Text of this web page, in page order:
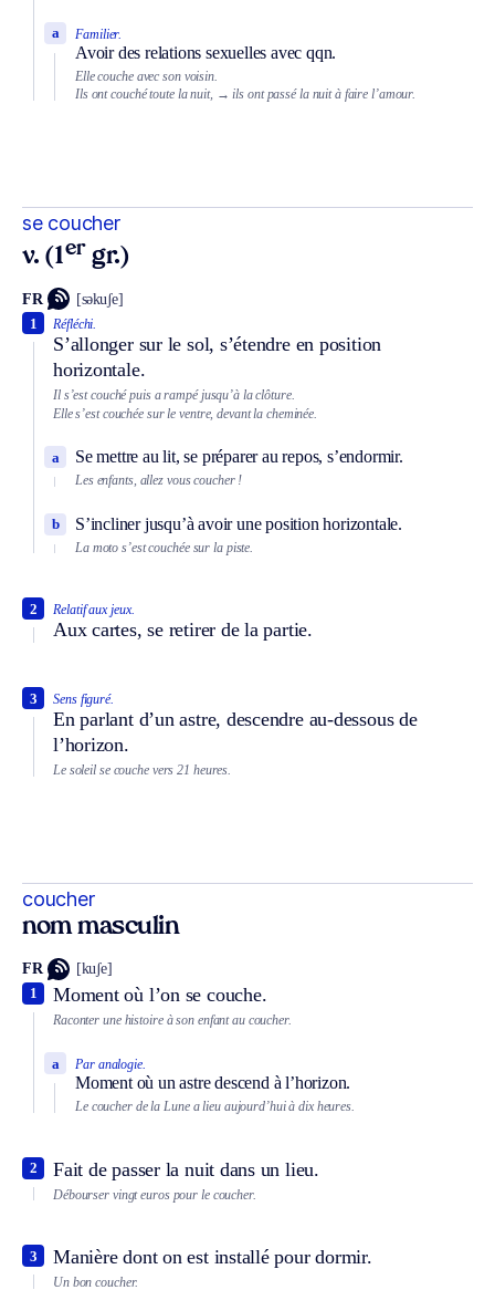
Familier.
Avoir des relations sexuelles avec qqn.
a
Elle couche avec son voisin.
Ils ont couché toute la nuit, → ils ont passé la nuit à faire l’amour.
se coucher
v. (1er gr.)
FR [səkuʃe]
Réfléchi.
S’allonger sur le sol, s’étendre en position
horizontale.
1
Il s’est couché puis a rampé jusqu’à la clôture.
Elle s’est couchée sur le ventre, devant la cheminée.
Se mettre au lit, se préparer au repos, s’endormir.
a
Les enfants, allez vous coucher !
S’incliner jusqu’à avoir une position horizontale.
b
La moto s’est couchée sur la piste.
Relatif aux jeux.
Aux cartes, se retirer de la partie.
2
Sens figuré.
En parlant d’un astre, descendre au-dessous de
l’horizon.
3
Le soleil se couche vers 21 heures.
coucher
nom masculin
FR [kuʃe]
Moment où l’on se couche.
1
Raconter une histoire à son enfant au coucher.
Par analogie.
Moment où un astre descend à l’horizon.
a
Le coucher de la Lune a lieu aujourd’hui à dix heures.
Fait de passer la nuit dans un lieu.
2
Débourser vingt euros pour le coucher.
Manière dont on est installé pour dormir.
3
Un bon coucher.